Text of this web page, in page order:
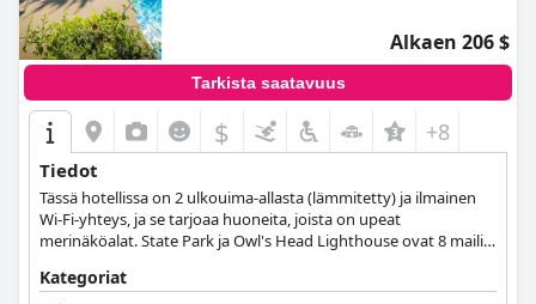
joka toimii sen taustana.
Alkaen 206 $
Tarkista saatavuus
$ +8
Tiedot
Tässä hotellissa on 2 ulkouima-allasta (lämmitetty) ja ilmainen
Wi-Fi-yhteys, ja se tarjoaa huoneita, joista on upeat
merinäköalat. State Park ja Owl's Head Lighthouse ovat 8 mailin
Kategoriat